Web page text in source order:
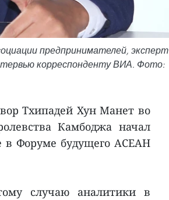
предпринимателей, эксперт
корреспонденту ВИА. Фото:
Тхипадей Хун Манет во
Камбоджа начал
в Форуме будущего АСЕАН
случаю аналитики в